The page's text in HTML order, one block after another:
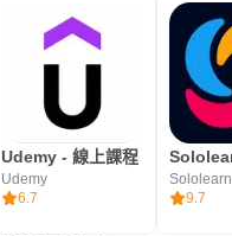
Udemy - 線上課程
Udemy
6.7
9.7